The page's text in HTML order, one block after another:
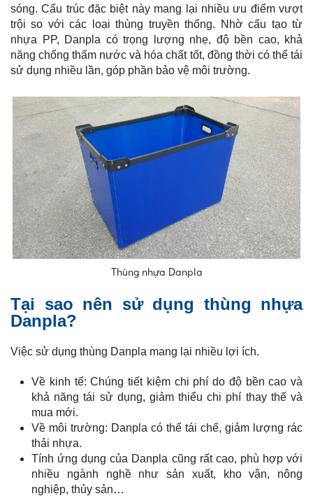
sóng. Cấu trúc đặc biệt này mang lại nhiều ưu điểm vượt
trội so với các loại thùng truyền thống. Nhờ cấu tạo từ
nhựa PP, Danpla có trọng lượng nhẹ, độ bền cao, khả
năng chống thấm nước và hóa chất tốt, đồng thời có thể tái
sử dụng nhiều lần, góp phần bảo vệ môi trường.
Thùng nhựa Danpla
Tại sao nên sử dụng thùng nhựa
Danpla?
Việc sử dụng thùng Danpla mang lại nhiều lợi ích.
Về kinh tế: Chúng tiết kiệm chi phí do độ bền cao và
khả năng tái sử dụng, giảm thiểu chi phí thay thế và
mua mới.
Về môi trường: Danpla có thể tái chế, giảm lượng rác
thải nhựa.
Tính ứng dụng của Danpla cũng rất cao, phù hợp với
nhiều ngành nghề như sản xuất, kho vận, nông
nghiệp, thủy sản…